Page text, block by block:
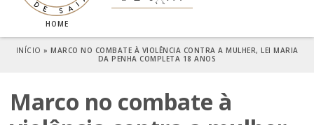
HOME
INÍCIO » MARCO NO COMBATE À VIOLÊNCIA CONTRA A MULHER, LEI MARIA
DA PENHA COMPLETA 18 ANOS
Marco no combate à